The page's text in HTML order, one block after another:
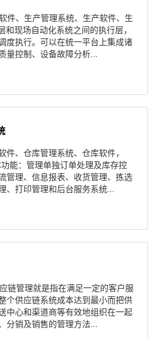
件、生产管理系统、生产软件、生
和现场自动化系统之间的执行层，
度执行。可以在统一平台上集成诸
量控制、设备故障分析...
件、仓库管理系统、仓库软件，
能：管理单独订单处理及库存控
管理、信息报表、收货管理、拣选
、打印管理和后台服务系统...
链管理就是指在满足一定的客户服
个供应链系统成本达到最小而把供
中心和渠道商等有效地组织在一起
分销及销售的管理方法...